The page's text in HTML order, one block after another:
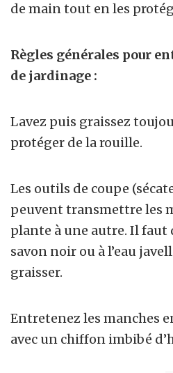
de main tout en les
Règles générales pour
de jardinage :
Lavez puis graissez
protéger de la rouille.
Les outils de coupe
peuvent transmettre les
plante à une autre. Il faut
savon noir ou à l’eau
graisser.
Entretenez les manches
avec un chiffon imbibé